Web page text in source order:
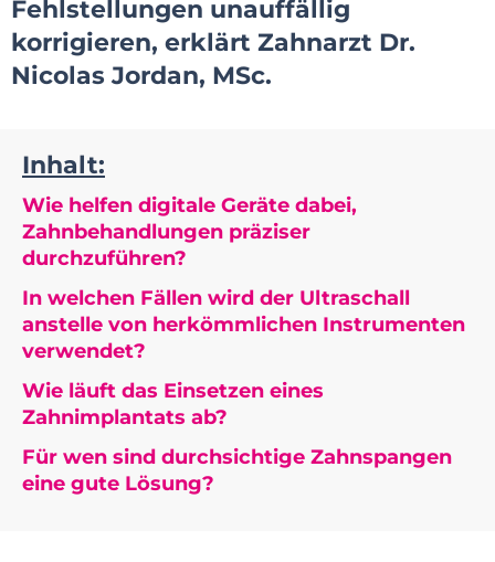
Fehlstellungen unauffällig
korrigieren, erklärt Zahnarzt Dr.
Nicolas Jordan, MSc.
Inhalt:
Wie helfen digitale Geräte dabei,
Zahnbehandlungen präziser
durchzuführen?
In welchen Fällen wird der Ultraschall
anstelle von herkömmlichen Instrumenten
verwendet?
Wie läuft das Einsetzen eines
Zahnimplantats ab?
Für wen sind durchsichtige Zahnspangen
eine gute Lösung?